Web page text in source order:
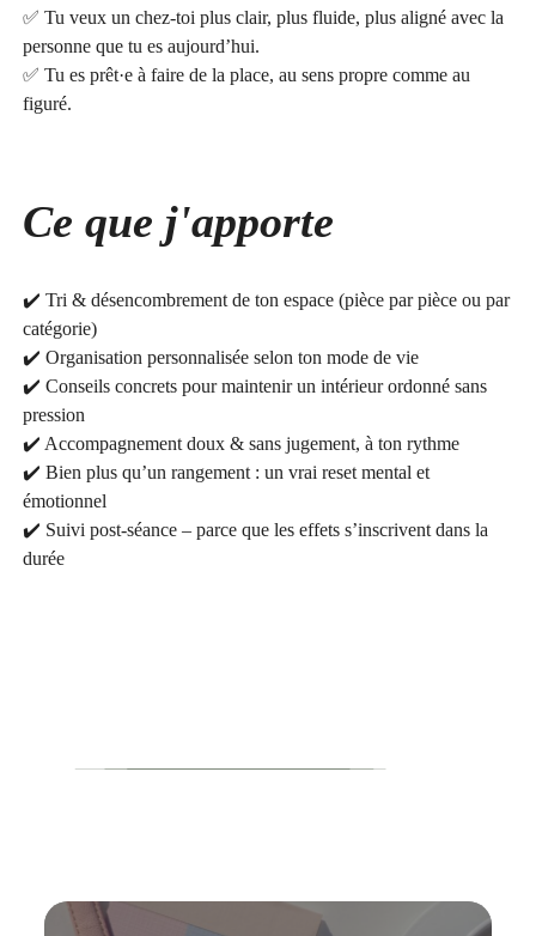
✅ Tu veux un chez-toi plus clair, plus fluide, plus aligné avec la
personne que tu es aujourd’hui.
✅ Tu es prêt·e à faire de la place, au sens propre comme au
figuré.
Ce que j'apporte
✔️ Tri & désencombrement de ton espace (pièce par pièce ou par
catégorie)
✔️ Organisation personnalisée selon ton mode de vie
✔️ Conseils concrets pour maintenir un intérieur ordonné sans
pression
✔️ Accompagnement doux & sans jugement, à ton rythme
✔️ Bien plus qu’un rangement : un vrai reset mental et
émotionnel
✔️ Suivi post-séance – parce que les effets s’inscrivent dans la
durée